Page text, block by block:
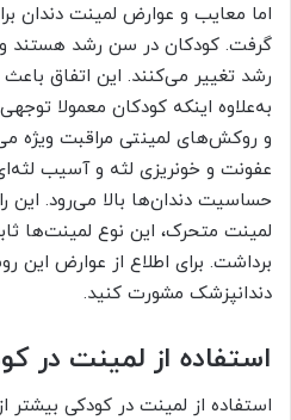
اما معایب و عوارض لمینت دندان
گرفت. کودکان در سن رشد هستند
رشد تغییر می‌کنند. این اتفاق
به‌علاوه اینکه کودکان معمولا
و روکش‌های لمینتی مراقبت ویژه
عفونت و خونریزی لثه و آسیب
حساسیت دندان‌ها بالا می‌رود. این
لمینت متحرک، این نوع لمینت‌ها
برداشت. برای اطلاع از عوارض این
دندانپزشک مشورت کنید.
استفاده از لمینت در
استفاده از لمینت در کودکی بیشتر